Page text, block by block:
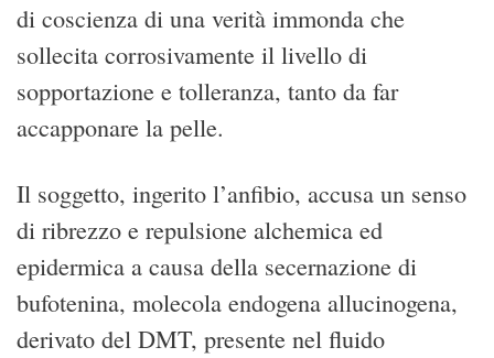
di coscienza di una verità immonda che
sollecita corrosivamente il livello di
sopportazione e tolleranza, tanto da far
accapponare la pelle.
Il soggetto, ingerito l’anfibio, accusa un senso
di ribrezzo e repulsione alchemica ed
epidermica a causa della secernazione di
bufotenina, molecola endogena allucinogena,
derivato del DMT, presente nel fluido